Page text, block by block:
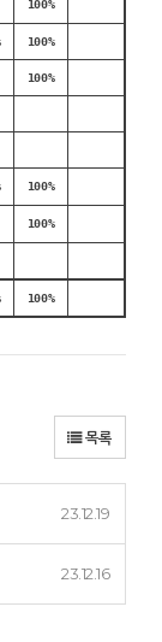
100%
100%
100%
100%
100%
100%
목록
23.12.19
23.12.16